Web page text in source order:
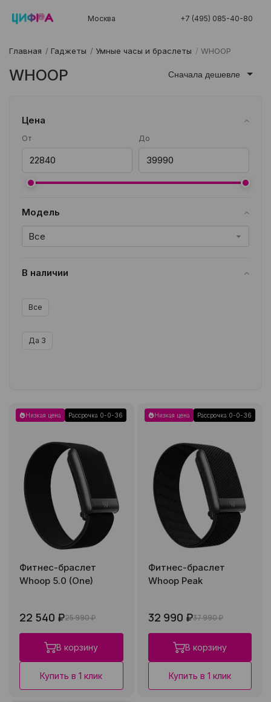
Москва +7 (495) 085-40-80
Главная / Гаджеты / Умные часы и браслеты / WHOOP
WHOOP Сначала дешевле
Цена
От До
Модель
Все
В наличии
Все
Да 3
Низкая цена Рассрочка 0-0-36
Фитнес-браслет
Whoop 5.0 (One)
22 540 ₽25 990 ₽
В корзину
Купить в 1 клик
Низкая цена Рассрочка 0-0-36
Фитнес-браслет
Whoop Peak
32 990 ₽37 990 ₽
В корзину
Купить в 1 клик